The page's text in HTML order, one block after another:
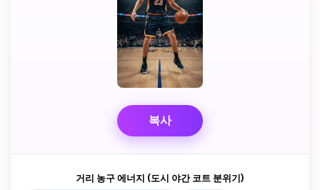
복사
거리 농구 에너지 (도시 야간 코트 분위기)